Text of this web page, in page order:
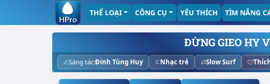
THỂ LOẠI CÔNG CỤ YÊU THÍCH TÌM NÂNG
ĐỪNG GIEO HY
Sáng tác:Đinh Tùng Huy Nhạc trẻ Slow Surf